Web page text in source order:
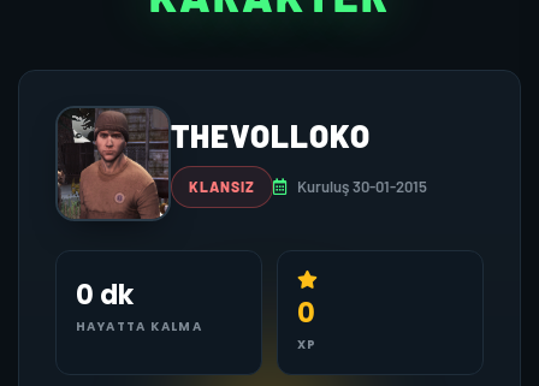
THEVOLLOKO
KLANSIZ Kuruluş 30-01-2015
0 dk
HAYATTA KALMA 0
XP